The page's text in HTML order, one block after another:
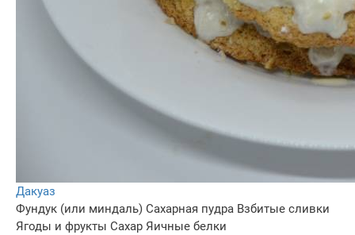
Дакуаз
Фундук (или миндаль) Сахарная пудра Взбитые сливки
Ягоды и фрукты Сахар Яичные белки